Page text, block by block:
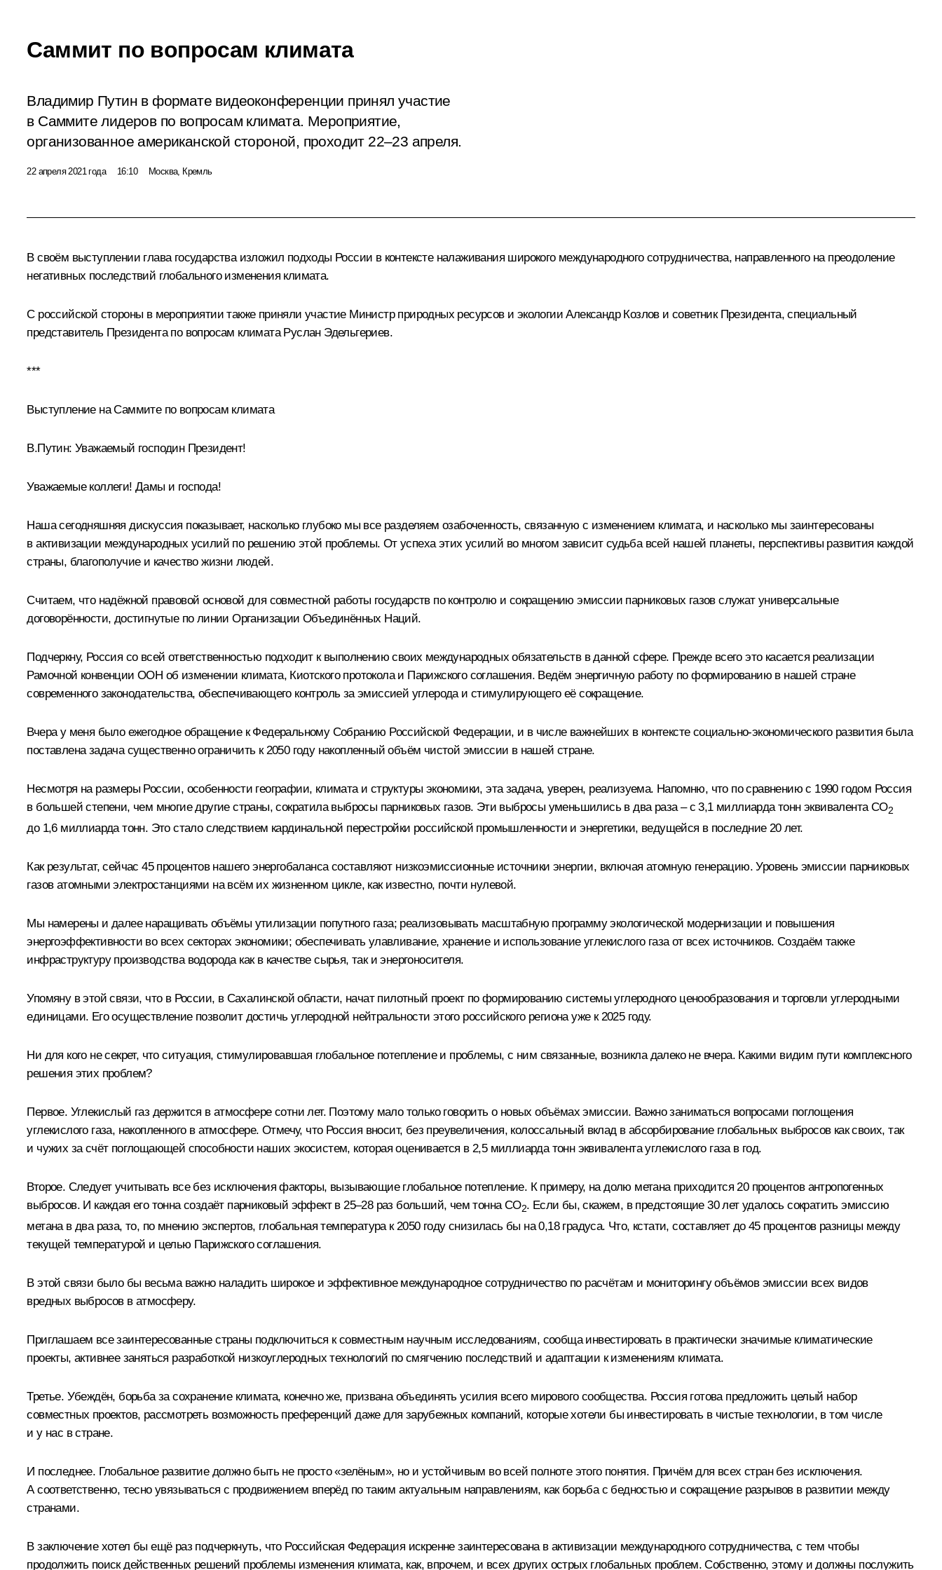
Саммит по вопросам климата
Владимир Путин в формате видеоконференции принял участие
в Саммите лидеров по вопросам климата. Мероприятие,
организованное американской стороной, проходит 22–23 апреля.
22 апреля 2021 года 16:10 Москва, Кремль
В своём выступлении глава государства изложил подходы России в контексте налаживания широкого международного сотрудничества, направленного на преодоление
негативных последствий глобального изменения климата.
С российской стороны в мероприятии также приняли участие Министр природных ресурсов и экологииАлександр Козлови советник Президента, специальный
представитель Президента по вопросам климата Руслан Эдельгериев.
***
Выступление на Саммите по вопросам климата
В.Путин: Уважаемый господин Президент!
Уважаемые коллеги! Дамы и господа!
Наша сегодняшняя дискуссия показывает, насколько глубоко мы все разделяем озабоченность, связанную с изменением климата, и насколько мы заинтересованы
в активизации международных усилий по решению этой проблемы. От успеха этих усилий во многом зависит судьба всей нашей планеты, перспективы развития каждой
страны, благополучие и качество жизни людей.
Считаем, что надёжной правовой основой для совместной работы государств по контролю и сокращению эмиссии парниковых газов служат универсальные
договорённости, достигнутые по линии Организации Объединённых Наций.
Подчеркну, Россия со всей ответственностью подходит к выполнению своих международных обязательств в данной сфере. Прежде всего это касается реализации
Рамочной конвенции ООН об изменении климата, Киотского протокола и Парижского соглашения. Ведём энергичную работу по формированию в нашей стране
современного законодательства, обеспечивающего контроль за эмиссией углерода и стимулирующего её сокращение.
Вчера у меня было ежегодное обращение к Федеральному Собранию Российской Федерации, и в числе важнейших в контексте социально-экономического развития была
поставлена задача существенно ограничить к 2050 году накопленный объём чистой эмиссии в нашей стране.
Несмотря на размеры России, особенности географии, климата и структуры экономики, эта задача, уверен, реализуема. Напомню, что по сравнению с 1990 годом Россия
в большей степени, чем многие другие страны, сократила выбросы парниковых газов. Эти выбросы уменьшились в два раза – с 3,1 миллиарда тонн эквивалента СО2
до 1,6 миллиарда тонн. Это стало следствием кардинальной перестройки российской промышленности и энергетики, ведущейся в последние 20 лет.
Как результат, сейчас 45 процентов нашего энергобаланса составляют низкоэмиссионные источники энергии, включая атомную генерацию. Уровень эмиссии парниковых
газов атомными электростанциями на всём их жизненном цикле, как известно, почти нулевой.
Мы намерены и далее наращивать объёмы утилизации попутного газа; реализовывать масштабную программу экологической модернизации и повышения
энергоэффективности во всех секторах экономики; обеспечивать улавливание, хранение и использование углекислого газа от всех источников. Создаём также
инфраструктуру производства водорода как в качестве сырья, так и энергоносителя.
Упомяну в этой связи, что в России, в Сахалинской области, начат пилотный проект по формированию системы углеродного ценообразования и торговли углеродными
единицами. Его осуществление позволит достичь углеродной нейтральности этого российского региона уже к 2025 году.
Ни для кого не секрет, что ситуация, стимулировавшая глобальное потепление и проблемы, с ним связанные, возникла далеко не вчера. Какими видим пути комплексного
решения этих проблем?
Первое. Углекислый газ держится в атмосфере сотни лет. Поэтому мало только говорить о новых объёмах эмиссии. Важно заниматься вопросами поглощения
углекислого газа, накопленного в атмосфере. Отмечу, что Россия вносит, без преувеличения, колоссальный вклад в абсорбирование глобальных выбросов как своих, так
и чужих за счёт поглощающей способности наших экосистем, которая оценивается в 2,5 миллиарда тонн эквивалента углекислого газа в год.
Второе. Следует учитывать все без исключения факторы, вызывающие глобальное потепление. К примеру, на долю метана приходится 20 процентов антропогенных
выбросов. И каждая его тонна создаёт парниковый эффект в 25–28 раз больший, чем тонна СО2. Если бы, скажем, в предстоящие 30 лет удалось сократить эмиссию
метана в два раза, то, по мнению экспертов, глобальная температура к 2050 году снизилась бы на 0,18 градуса. Что, кстати, составляет до 45 процентов разницы между
текущей температурой и целью Парижского соглашения.
В этой связи было бы весьма важно наладить широкое и эффективное международное сотрудничество по расчётам и мониторингу объёмов эмиссии всех видов
вредных выбросов в атмосферу.
Приглашаем все заинтересованные страны подключиться к совместным научным исследованиям, сообща инвестировать в практически значимые климатические
проекты, активнее заняться разработкой низкоуглеродных технологий по смягчению последствий и адаптации к изменениям климата.
Третье. Убеждён, борьба за сохранение климата, конечно же, призвана объединять усилия всего мирового сообщества. Россия готова предложить целый набор
совместных проектов, рассмотреть возможность преференций даже для зарубежных компаний, которые хотели бы инвестировать в чистые технологии, в том числе
и у нас в стране.
И последнее. Глобальное развитие должно быть не просто «зелёным», но и устойчивым во всей полноте этого понятия. Причём для всех стран без исключения.
А соответственно, тесно увязываться с продвижением вперёд по таким актуальным направлениям, как борьба с бедностью и сокращение разрывов в развитии между
странами.
В заключение хотел бы ещё раз подчеркнуть, что Российская Федерация искренне заинтересована в активизации международного сотрудничества, с тем чтобы
продолжить поиск действенных решений проблемы изменения климата, как, впрочем, и всех других острых глобальных проблем. Собственно, этому и должны послужить